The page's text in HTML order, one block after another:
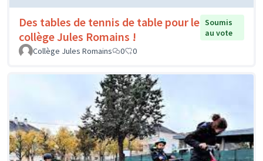
Des tables de tennis de table pour le
collège Jules Romains !
Soumis
au vote
Collège Jules Romains
0 0